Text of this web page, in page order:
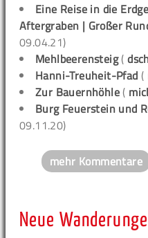
Eine Reise in die
Aftergraben | Großer
09.04.21)
Mehlbeerensteig(
Hanni-Treuheit-Pfad (
Zur Bauernhöhle (
Burg Feuerstein und
09.11.20)
mehr Kommentare
Neue